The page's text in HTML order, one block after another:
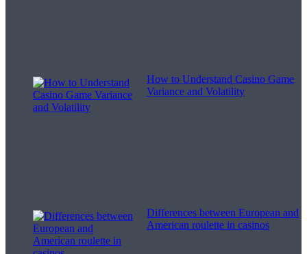
How to Understand Casino Game
Variance and Volatility
Differences between European and
American roulette in casinos